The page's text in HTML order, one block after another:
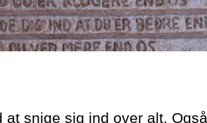
snige sig ind over alt. Også